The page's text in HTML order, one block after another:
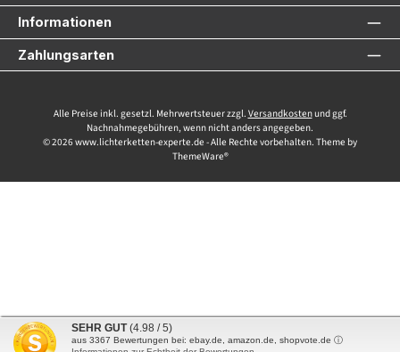
Informationen
Zahlungsarten
Alle Preise inkl. gesetzl. Mehrwertsteuer zzgl. Versandkostenund ggf.
Nachnahmegebühren, wenn nicht anders angegeben.
© 2026 www.lichterketten-experte.de - Alle Rechte vorbehalten. Theme by
ThemeWare®
SEHR GUT (4.98 / 5)
aus 3367 Bewertungen bei: ebay.de, amazon.de, shopvote.de ⓘ